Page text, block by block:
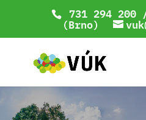
731 294 200
(Brno)